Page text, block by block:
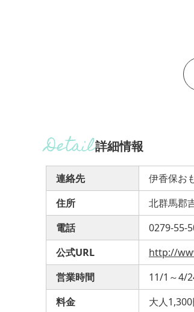
詳細情報
連絡先
伊香保お
住所
北群馬郡
電話
0279-55-
公式URL
http://
営業時間
11/1～4/
料金
大人